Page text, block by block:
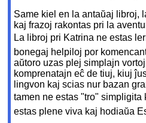
Same kiel en la antaŭaj libroj,
kaj frazoj rakontas pri la
La libroj pri Katrina ne estas
bonegaj helpiloj por
aŭtoro uzas plej simplajn
komprenatajn eĉ de tiuj, kiuj
lingvon kaj scias nur bazan
tamen ne estas "tro" simpligita
estas plene viva kaj hodiaŭa